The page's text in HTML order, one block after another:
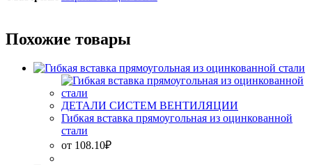
Похожие товары
ДЕТАЛИ СИСТЕМ ВЕНТИЛЯЦИИ
Гибкая вставка прямоугольная из оцинкованной
стали
от 108.10₽